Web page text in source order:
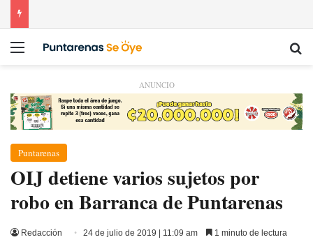
Menú
ANUNCIO
Puntarenas
OIJ detiene varios sujetos por
robo en Barranca de Puntarenas
Redacción 24 de julio de 2019 | 11:09 am 1 minuto de lectura